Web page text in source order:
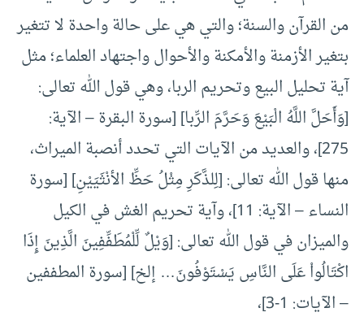
من القرآن والسنة؛ والتي هي على حالة واحدة لا تتغير
بتغير الأزمنة والأمكنة والأحوال واجتهاد العلماء؛ مثل
آية تحليل البيع وتحريم الربا، وهي قول الله تعالى:
[وَأَحَلَّ اللَّهُ الْبَيْعَ وَحَرَّمَ الرِّبا] [سورة البقرة – الآية:
275]، والعديد من الآيات التي تحدد أنصبة الميراث،
منها قول الله تعالى: [لِلذَّكَرِ مِثْلُ حَظِّ الأنْثَيَيْنِ] [سورة
النساء – الآية: 11]، وآية تحريم الغش في الكيل
والميزان في قول الله تعالى: [وَيْلٌ لِّلْمُطَفِّفِينَ الَّذِينَ إِذَا
اكْتَالُواْ عَلَى النَّاسِ يَسْتَوْفُونَ… إلخ] [سورة المطففين
– الآيات: 1-3]،